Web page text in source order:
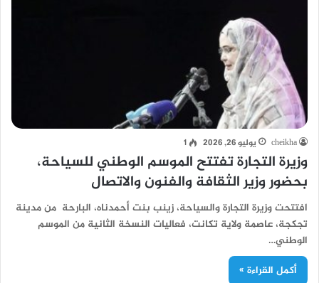
cheikha يوليو 26, 2026 1
وزيرة التجارة تفتتح الموسم الوطني للسياحة،
بحضور وزير الثقافة والفنون والاتصال
افتتحت وزيرة التجارة والسياحة، زينب بنت أحمدناه، البارحة من مدينة
تجكجة، عاصمة ولاية تكانت، فعاليات النسخة الثانية من الموسم
الوطني…
أكمل القراءة »